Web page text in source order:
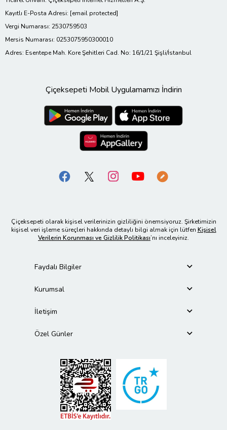
Kayıtlı E-Posta Adresi: [email protected]
Vergi Numarası: 2530759503
Mersis Numarası: 0253075950300010
Adres: Esentepe Mah. Kore Şehitleri Cad. No: 16/1/21 Şişli/İstanbul
Çiçeksepeti Mobil Uygulamamızı İndirin
Çiçeksepeti olarak kişisel verilerinizin gizliliğini önemsiyoruz. Şirketimizin
kişisel veri işleme süreçleri hakkında detaylı bilgi almak için lütfen Kişisel
Verilerin Korunması ve Gizlilik Politikası’nı inceleyiniz.
Faydalı Bilgiler
Kurumsal
İletişim
Özel Günler